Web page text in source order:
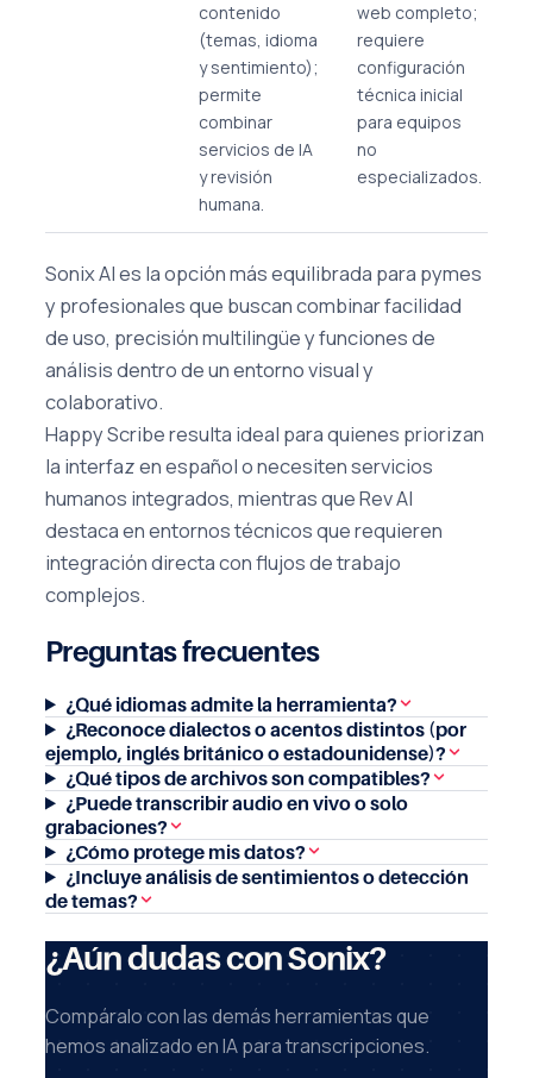
contenido
(temas, idioma
y sentimiento);
permite
combinar
servicios de IA
y revisión
humana.
web completo;
requiere
configuración
técnica inicial
para equipos
no
especializados.
Sonix AI es la opción más equilibrada para pymes
y profesionales que buscan combinar facilidad
de uso, precisión multilingüe y funciones de
análisis dentro de un entorno visual y
colaborativo.
Happy Scribe resulta ideal para quienes priorizan
la interfaz en español o necesiten servicios
humanos integrados, mientras que Rev AI
destaca en entornos técnicos que requieren
integración directa con flujos de trabajo
complejos.
Preguntas frecuentes
¿Qué idiomas admite la herramienta?
¿Reconoce dialectos o acentos distintos (por
ejemplo, inglés británico o estadounidense)?
¿Qué tipos de archivos son compatibles?
¿Puede transcribir audio en vivo o solo
grabaciones?
¿Cómo protege mis datos?
¿Incluye análisis de sentimientos o detección
de temas?
¿Aún dudas con Sonix?
Compáralo con las demás herramientas que
hemos analizado en IA para transcripciones.